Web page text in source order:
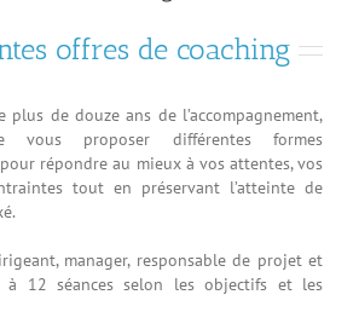
offres de coaching
plus de douze ans de l’accompagnement,
vous proposer différentes formes
pour répondre au mieux à vos attentes, vos
tout en préservant l’atteinte de
manager, responsable de projet et
à 12 séances selon les objectifs et les